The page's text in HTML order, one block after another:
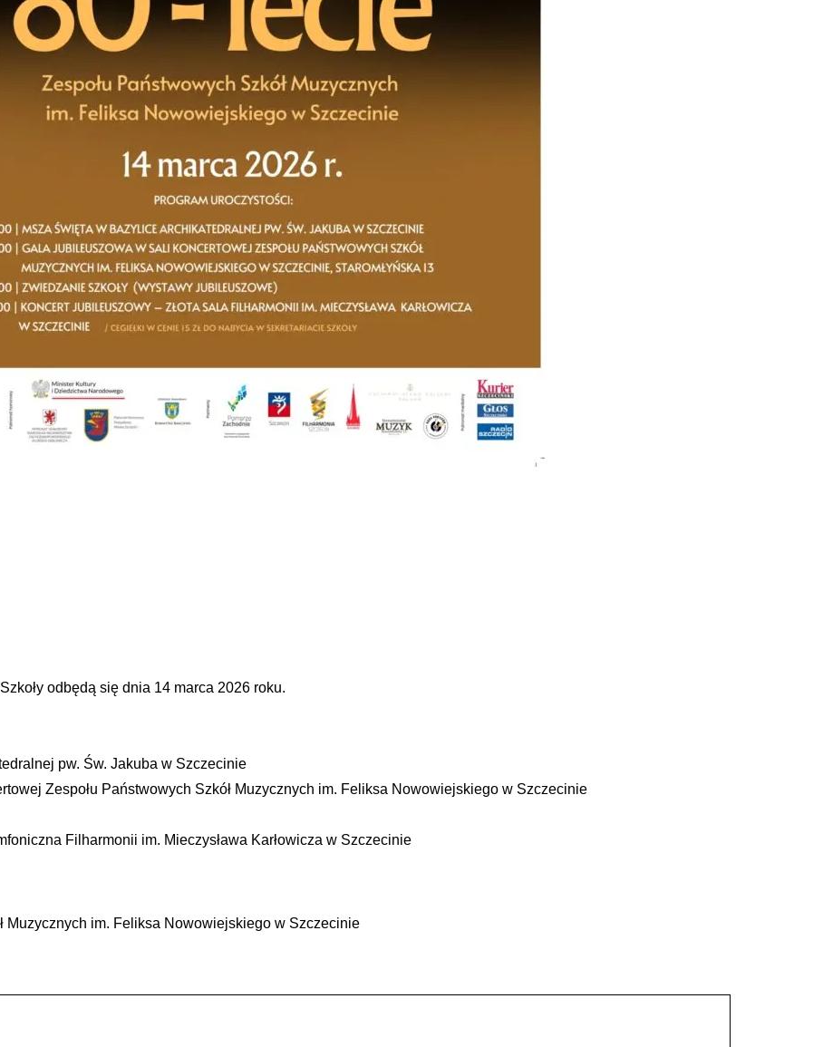
odbędą się dnia 14 marca 2026 roku.
pw. Św. Jakuba w Szczecinie
Zespołu Państwowych Szkół Muzycznych im. Feliksa Nowowiejskiego w Szczecinie
Filharmonii im. Mieczysława Karłowicza w Szczecinie
Muzycznych im. Feliksa Nowowiejskiego w Szczecinie